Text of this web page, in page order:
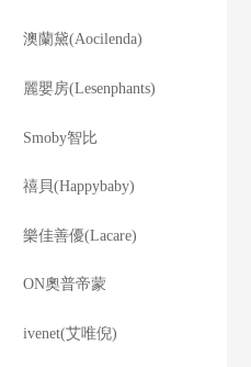
澳蘭黛(Aocilenda)
麗嬰房(Lesenphants)
Smoby智比
禧貝(Happybaby)
樂佳善優(Lacare)
ON奧普帝蒙
ivenet(艾唯倪)